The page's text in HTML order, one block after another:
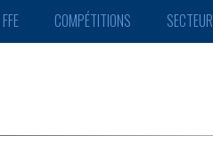
FFE COMPÉTITIONS